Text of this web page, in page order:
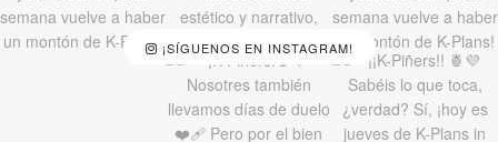
¡SÍGUENOS EN INSTAGRAM!